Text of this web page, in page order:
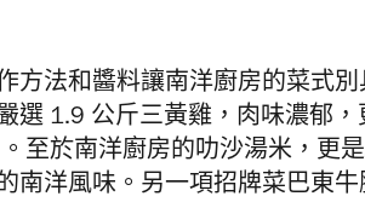
方法和醬料讓南洋廚房的菜式
選 1.9 公斤三黃雞，肉味濃郁，
至於南洋廚房的叻沙湯米，更
南洋風味。另一項招牌菜巴東